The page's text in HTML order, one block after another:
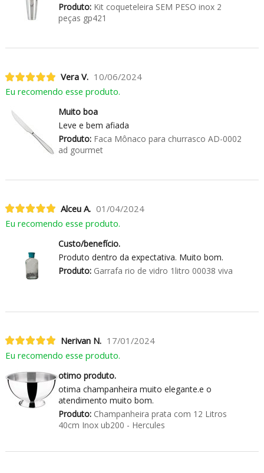
Produto:Kit coqueteleira SEM PESO inox 2
peças gp421
Vera V. 10/06/2024
Eu recomendo esse produto.
Muito boa
Leve e bem afiada
Produto:Faca Mônaco para churrasco AD-0002
ad gourmet
Alceu A. 01/04/2024
Eu recomendo esse produto.
Custo/benefício.
Produto dentro da expectativa. Muito bom.
Produto:Garrafa rio de vidro 1litro 00038 viva
Nerivan N. 17/01/2024
Eu recomendo esse produto.
otimo produto.
otima champanheira muito elegante.e o
atendimento muito bom.
Produto:Champanheira prata com 12 Litros
40cm Inox ub200 - Hercules